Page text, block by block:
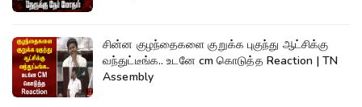
சின்ன குழந்தைகளை குறுக்க புகுந்து ஆட்சிக்கு
வந்துட்டீங்க.. உடனே cm கொடுத்த Reaction | TN
Assembly